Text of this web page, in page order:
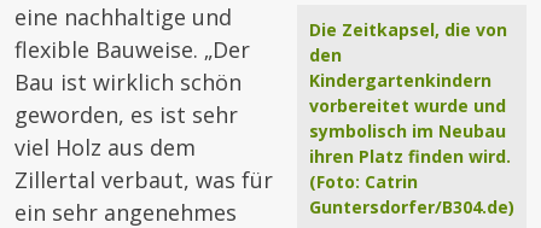
Die Zeitkapsel, die von
den
Kindergartenkindern
vorbereitet wurde und
symbolisch im Neubau
ihren Platz finden wird.
(Foto: Catrin
Guntersdorfer/B304.de)
eine nachhaltige und
flexible Bauweise. „Der
Bau ist wirklich schön
geworden, es ist sehr
viel Holz aus dem
Zillertal verbaut, was für
ein sehr angenehmes